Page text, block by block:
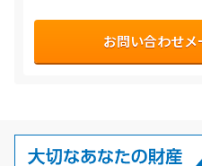
お問い合わせ